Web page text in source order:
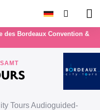
Suchen
des Bordeaux Convention &
Tours Audioguided-